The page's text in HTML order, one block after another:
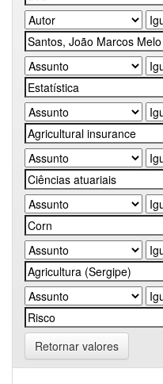
Retornar valores